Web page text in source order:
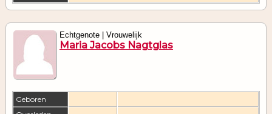
Echtgenote | Vrouwelijk
Maria Jacobs Nagtglas
Geboren